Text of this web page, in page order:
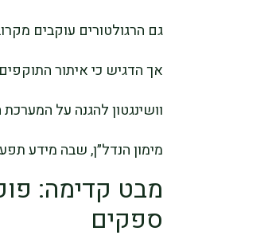
אך הדגיש כי איתור
וושינגטון להגנה על
מימון הנדל״ן, שבה מידע
מבט קדימה:
ספקים